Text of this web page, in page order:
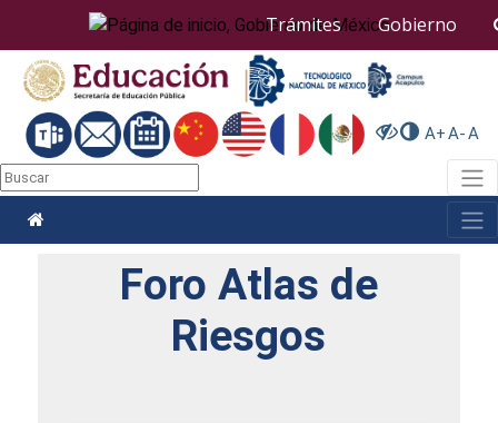
sitio
web
incluye
sistema
accesibilidad.
Trámites Gobierno
A+A-A
Foro Atlas de
Riesgos